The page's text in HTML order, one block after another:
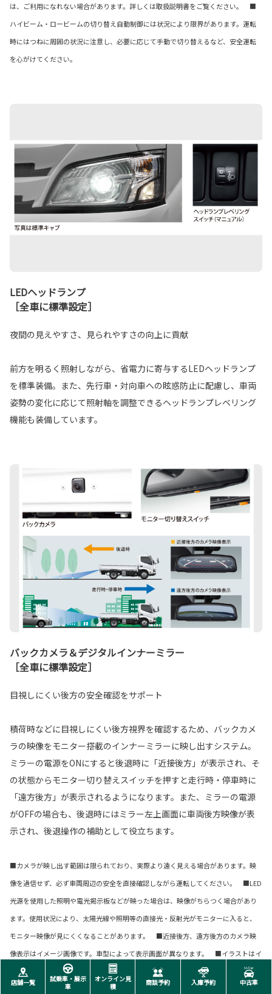
は、ご利用になれない場合があります。詳しくは取扱説明書をご覧ください。 ■
ハイビーム・ロービームの切り替え自動制御には状況により限界があります。運転
時にはつねに周囲の状況に注意し、必要に応じて手動で切り替えるなど、安全運転
を心がけてください。
LEDヘッドランプ
［全車に標準設定］
夜間の見えやすさ、見られやすさの向上に貢献
前方を明るく照射しながら、省電力に寄与するLEDヘッドランプ
を標準装備。また、先行車・対向車への眩惑防止に配慮し、車両
姿勢の変化に応じて照射軸を調整できるヘッドランプレベリング
機能も装備しています。
バックカメラ＆デジタルインナーミラー
［全車に標準設定］
目視しにくい後方の安全確認をサポート
積荷時などに目視しにくい後方視界を確認するため、バックカメ
ラの映像をモニター搭載のインナーミラーに映し出すシステム。
ミラーの電源をONにすると後退時に「近接後方」が表示され、そ
の状態からモニター切り替えスイッチを押すと走行時・停車時に
「遠方後方」が表示されるようになります。また、ミラーの電源
がOFFの場合も、後退時にはミラー左上画面に車両後方映像が表
示され、後退操作の補助として役立ちます。
■カメラが映し出す範囲は限られており、実際より遠く見える場合があります。映
像を過信せず、必ず車両周辺の安全を直接確認しながら運転してください。 ■LED
光源を使用した照明や電光掲示板などが映った場合は、映像がちらつく場合があり
ます。使用状況により、太陽光線や照明等の直接光・反射光がモニターに入ると、
モニター映像が見にくくなることがあります。 ■近接後方、遠方後方のカメラ映
像表示はイメージ画像です。車型によって表示画面が異なります。 ■イラストはイ
メージです。
店舗一覧
試乗車・展示
車
オンライン見
積
商談予約 入庫予約 中古車